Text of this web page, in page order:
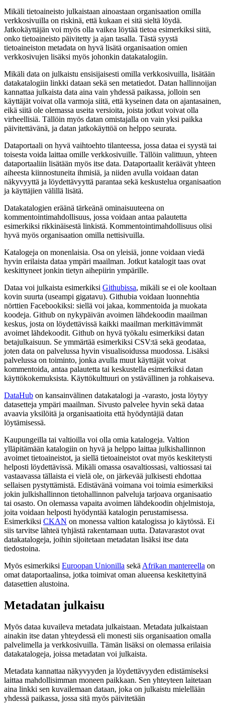
Mikäli tietoaineisto julkaistaan ainoastaan organisaation omilla
verkkosivuilla on riskinä, että kukaan ei sitä sieltä löydä.
Jatkokäyttäjän voi myös olla vaikea löytää tietoa esimerkiksi siitä,
onko tietoaineisto päivitetty ja ajan tasalla. Tästä syystä
tietoaineiston metadata on hyvä lisätä organisaation omien
verkkosivujen lisäksi myös johonkin datakatalogiin.
Mikäli data on julkaistu ensisijaisesti omilla verkkosivuilla, lisätään
datakatalogiin linkki dataan sekä sen metatiedot. Datan hallinnoijan
kannattaa julkaista data aina vain yhdessä paikassa, jolloin sen
käyttäjät voivat olla varmoja siitä, että kyseinen data on ajantasainen,
eikä siitä ole olemassa useita versioita, joista jotkut voivat olla
virheellisiä. Tällöin myös datan omistajalla on vain yksi paikka
päivitettävänä, ja datan jatkokäyttöä on helppo seurata.
Dataportaali on hyvä vaihtoehto tilanteessa, jossa dataa ei syystä tai
toisesta voida laittaa omille verkkosivuille. Tällöin valittuun, yhteen
dataportaaliin lisätään myös itse data. Dataportaalit keräävät yhteen
aiheesta kiinnostuneita ihmisiä, ja niiden avulla voidaan datan
näkyvyyttä ja löydettävyyttä parantaa sekä keskustelua organisaation
ja käyttäjien välillä lisätä.
Datakatalogien eräänä tärkeänä ominaisuuteena on
kommentointimahdollisuus, jossa voidaan antaa palautetta
esimerkiksi rikkinäisestä linkistä. Kommentointimahdollisuus olisi
hyvä myös organisaation omilla nettisivuilla.
Katalogeja on monenlaisia. Osa on yleisiä, jonne voidaan viedä
hyvin erilaista dataa ympäri maailman. Jotkut katalogit taas ovat
keskittyneet jonkin tietyn aihepiirin ympärille.
Dataa voi julkaista esimerkiksi Githubissa, mikäli se ei ole kooltaan
kovin suurta (useampi gigatavu). Githubia voidaan luonnehtia
nörttien Facebookiksi: siellä voi jakaa, kommentoida ja muokata
koodeja. Github on nykypäivän avoimen lähdekoodin maailman
keskus, josta on löydettävissä kaikki maailman merkittävimmät
avoimet lähdekoodit. Github on hyvä työkalu esimerkiksi datan
betajulkaisuun. Se ymmärtää esimerkiksi CSV:tä sekä geodataa,
joten data on palvelussa hyvin visualisoidussa muodossa. Lisäksi
palvelussa on toiminto, jonka avulla muut käyttäjät voivat
kommentoida, antaa palautetta tai keskustella esimerkiksi datan
käyttökokemuksista. Käyttökulttuuri on ystävällinen ja rohkaiseva.
DataHub on kansainvälinen datakatalogi ja -varasto, josta löytyy
datasetteja ympäri maailman. Sivusto palvelee hyvin sekä dataa
avaavia yksilöitä ja organisaatioita että hyödyntäjiä datan
löytämisessä.
Kaupungeilla tai valtioilla voi olla omia katalogeja. Valtion
ylläpitämään katalogiin on hyvä ja helppo laittaa julkishallinnon
avoimet tietoaineistot, ja siellä tietoaineistot ovat myös keskitetysti
helposti löydettävissä. Mikäli omassa osavaltiossasi, valtiossasi tai
vastaavassa tällaista ei vielä ole, on järkevää julkisesti ehdottaa
sellaisen pystyttämistä. Edistävänä voimana voi toimia esimerkiksi
jokin julkishallinnon tietohallinnon palveluja tarjoava organisaatio
tai osasto. On olemassa vapaita avoimen lähdekoodin ohjelmistoja,
joita voidaan helposti hyödyntää katalogin perustamisessa.
Esimerkiksi CKAN on monessa valtion katalogissa jo käytössä. Ei
siis tarvitse lähteä tyhjästä rakentamaan uutta. Datavarastot ovat
datakatalogeja, joihin sijoitetaan metadatan lisäksi itse data
tiedostoina.
Myös esimerkiksi Euroopan Unionilla sekä Afrikan mantereella on
omat dataportaalinsa, jotka toimivat oman alueensa keskitettyinä
datasettien alustoina.
Metadatan julkaisu
Myös dataa kuvaileva metadata julkaistaan. Metadata julkaistaan
ainakin itse datan yhteydessä eli monesti siis organisaation omalla
palvelimella ja verkkosivuilla. Tämän lisäksi on olemassa erilaisia
datakatalogeja, joissa metadatan voi julkaista.
Metadata kannattaa näkyvyyden ja löydettävyyden edistämiseksi
laittaa mahdollisimman moneen paikkaan. Sen yhteyteen laitetaan
aina linkki sen kuvailemaan dataan, joka on julkaistu mielellään
yhdessä paikassa, jossa sitä myös päivitetään